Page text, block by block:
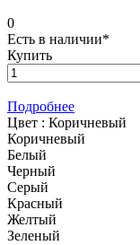
0
Есть в наличии*
Купить
Подробнее
Цвет : Коричневый
Коричневый
Белый
Черный
Серый
Красный
Желтый
Зеленый